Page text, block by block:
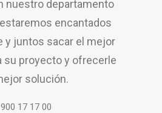
nuestro departamento
encantados
y juntos sacar el mejor
su proyecto y ofrecerle
solución.
900 17 17 00